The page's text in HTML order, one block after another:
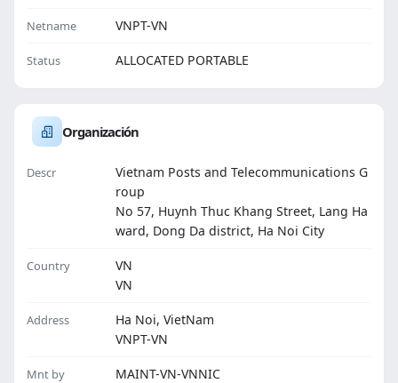
Netname VNPT-VN
Status ALLOCATED PORTABLE
Organización
Descr
Vietnam Posts and Telecommunications G
roup
No 57, Huynh Thuc Khang Street, Lang Ha
ward, Dong Da district, Ha Noi City
Country
VN
VN
Address
Ha Noi, VietNam
VNPT-VN
Mnt by
MAINT-VN-VNNIC